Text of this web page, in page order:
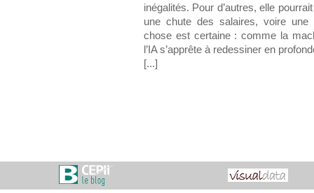
inégalités. Pour d’autres, elle
une chute des salaires, voire une
chose est certaine : comme la
l’IA s’apprête à redessiner en
[...]